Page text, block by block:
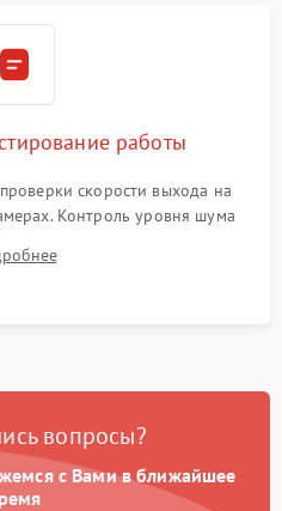
работы
скорости выхода на
Контроль уровня шума
стенок и корректного
оттайки.
вопросы?
с Вами в ближайшее